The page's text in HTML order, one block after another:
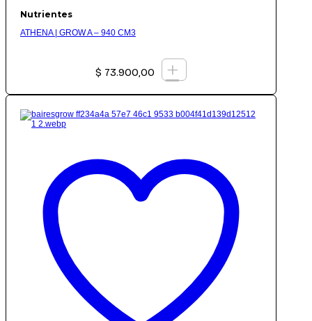
Nutrientes
ATHENA | GROW A – 940 CM3
$ 73.900,00 +